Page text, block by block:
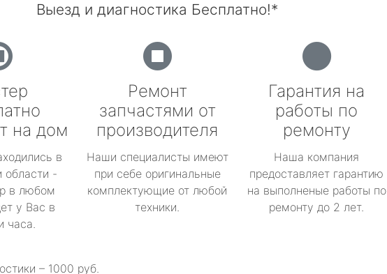
Выезд и диагностика Бесплатно!*
на дом
в
области -
в любом
у Вас в
часа.
Ремонт
запчастями от
производителя
Наши специалисты имеют
при себе оригинальные
комплектующие от любой
техники.
Гарантия на
работы по
ремонту
Наша компания
предоставляет гарантию
на выполненые работы по
ремонту до 2 лет.
– 1000 руб.